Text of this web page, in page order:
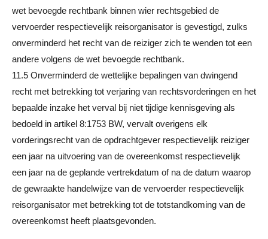
wet bevoegde rechtbank binnen wier rechtsgebied de
vervoerder respectievelijk reisorganisator is gevestigd, zulks
onverminderd het recht van de reiziger zich te wenden tot een
andere volgens de wet bevoegde rechtbank.
11.5 Onverminderd de wettelijke bepalingen van dwingend
recht met betrekking tot verjaring van rechtsvorderingen en het
bepaalde inzake het verval bij niet tijdige kennisgeving als
bedoeld in artikel 8:1753 BW, vervalt overigens elk
vorderingsrecht van de opdrachtgever respectievelijk reiziger
een jaar na uitvoering van de overeenkomst respectievelijk
een jaar na de geplande vertrekdatum of na de datum waarop
de gewraakte handelwijze van de vervoerder respectievelijk
reisorganisator met betrekking tot de totstandkoming van de
overeenkomst heeft plaatsgevonden.